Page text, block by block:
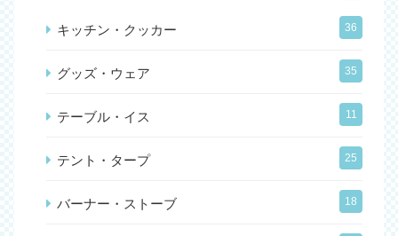
キッチン・クッカー 36
グッズ・ウェア 35
テーブル・イス 11
テント・タープ 25
バーナー・ストーブ 18